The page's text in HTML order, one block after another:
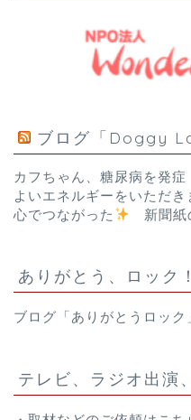
ブログ「Doggy
カフちゃん、糖尿病を発症
よいエネルギーをいただ
心でつながった
新聞紙
ありがとう、ロック！
ブログ「ありがとうロック
テレビ、ラジオ出演